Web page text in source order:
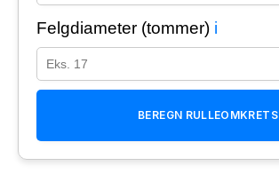
Felgdiameter (tommer) i
BEREGN RULLEOMKRETS